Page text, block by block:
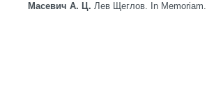
Масевич А. Ц. Лев Щеглов. In